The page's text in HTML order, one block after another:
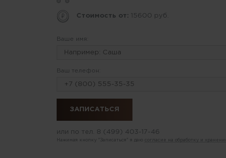
Стоимость от: 15600 руб.
Ваше имя:
Ваш телефон:
или по тел. 8 (499) 403-17-46
Нажимая кнопку "Записаться" я даю согласие на обработку и